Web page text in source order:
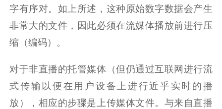
字有序对。如上所述，这种原始数字数据会产生
非常大的文件，因此必须在流媒体播放前进行压
缩（编码）。
对于非直播的托管媒体（但仍通过互联网进行流
式传输以便在用户设备上进行近乎实时的播
放），相应的步骤是上传媒体文件。与来自直播